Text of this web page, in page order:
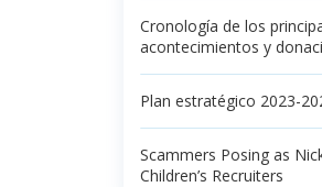
Cronología de los
acontecimientos y
Plan estratégico 2023-
Scammers Posing as
Children’s Recruiters